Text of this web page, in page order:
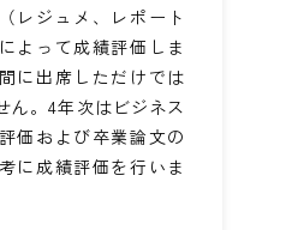
レジュメ、レポート
よって成績評価しま
に出席しただけでは
ん。4年次はビジネス
価および卒業論文の
に成績評価を行いま